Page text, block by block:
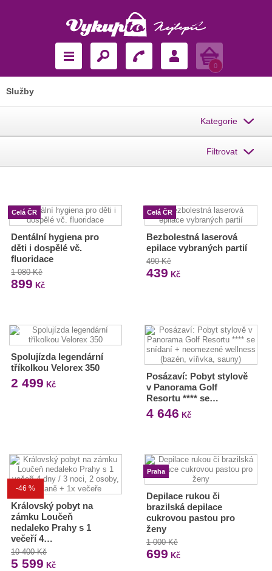
Košík
0
Služby
Kategorie
Filtrovat
Celá ČR
Dentální hygiena pro
děti i dospělé vč.
fluoridace
1 080 Kč
899 Kč
Celá ČR
Bezbolestná laserová
epilace vybraných partií
490 Kč
439 Kč
Spolujízda legendární
tříkolkou Velorex 350
2 499 Kč
Posázaví: Pobyt stylově
v Panorama Golf
Resortu **** se…
4 646 Kč
-46 %
Královský pobyt na
zámku Loučeň
nedaleko Prahy s 1
večeří 4…
10 400 Kč
5 599 Kč
Praha
Depilace rukou či
brazilská depilace
cukrovou pastou pro
ženy
1 000 Kč
699 Kč